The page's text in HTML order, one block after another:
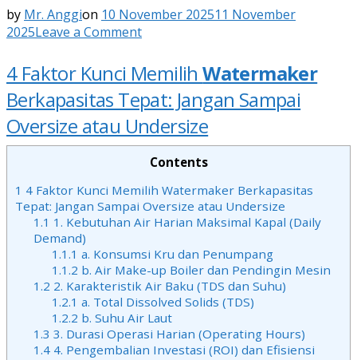
by Mr. Anggion 10 November 202511 November
2025Leave a Commenton
Faktor
Kunci
Memilih
Watermaker
Berkapasitas
Tepat
4 Faktor Kunci MemilihWatermaker
Berkapasitas Tepat: Jangan Sampai
Oversize atau Undersize
Contents
1 4 Faktor Kunci Memilih Watermaker Berkapasitas
Tepat: Jangan Sampai Oversize atau Undersize
1.1 1. Kebutuhan Air Harian Maksimal Kapal (Daily
Demand)
1.1.1 a. Konsumsi Kru dan Penumpang
1.1.2 b. Air Make-up Boiler dan Pendingin Mesin
1.2 2. Karakteristik Air Baku (TDS dan Suhu)
1.2.1 a. Total Dissolved Solids (TDS)
1.2.2 b. Suhu Air Laut
1.3 3. Durasi Operasi Harian (Operating Hours)
1.44. Pengembalian Investasi (ROI) dan Efisiensi